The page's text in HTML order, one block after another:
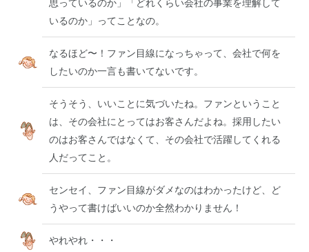
いるのか」ってことなの。
なるほど〜！ファン目線になっちゃって、会社で何を
したいのか一言も書いてないです。
そうそう、いいことに気づいたね。ファンということ
は、その会社にとってはお客さんだよね。採用したい
のはお客さんではなくて、その会社で活躍してくれる
人だってこと。
センセイ、ファン目線がダメなのはわかったけど、ど
うやって書けばいいのか全然わかりません！
やれやれ・・・